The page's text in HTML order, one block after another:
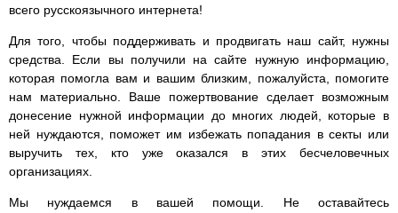
всего русскоязычного интернета!
Для того, чтобы поддерживать и продвигать наш сайт, нужны
средства. Если вы получили на сайте нужную информацию,
которая помогла вам и вашим близким, пожалуйста, помогите
нам материально. Ваше пожертвование сделает возможным
донесение нужной информации до многих людей, которые в
ней нуждаются, поможет им избежать попадания в секты или
выручить тех, кто уже оказался в этих бесчеловечных
организациях.
Мы нуждаемся в вашей помощи. Не оставайтесь